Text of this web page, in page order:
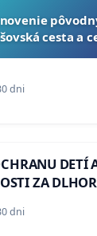
cesta a
dni
DETÍ
ZA
dni